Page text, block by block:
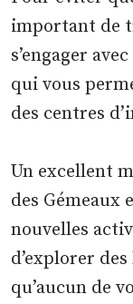
important de
s’engager
qui vous
des centres
Un excellent
des Gémeaux
nouvelles
d’explorer
qu’aucun de